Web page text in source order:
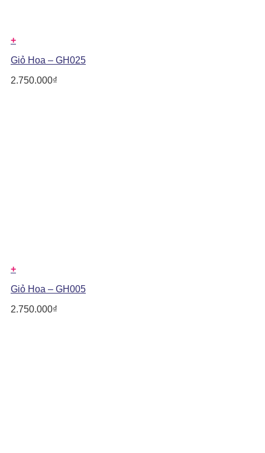
+
Giỏ Hoa – GH025
2.750.000₫
+
Giỏ Hoa – GH005
2.750.000₫